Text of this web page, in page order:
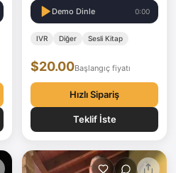
professionally. love to provide
the best customer service with
a top-quality voiceover.
Demo Dinle 0:00
IVR Diğer Sesli Kitap
$20.00Başlangıç fiyatı
Hızlı Sipariş
Teklif İste